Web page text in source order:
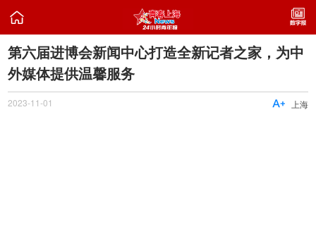

第六届进博会新闻中心打造全新记者之家，为中
外媒体提供温馨服务
2023-11-01 上海
